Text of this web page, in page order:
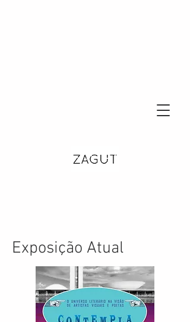
Exposição Atual